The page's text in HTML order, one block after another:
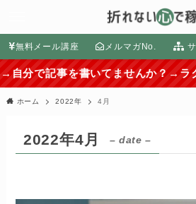
無料メール講座 メルマガNo.
書いてませんか？→ラクして稼ぐ
ホーム 2022年 4月
2022年4月 – date –